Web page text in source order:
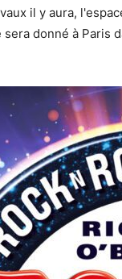
il y aura,
donné à Paris